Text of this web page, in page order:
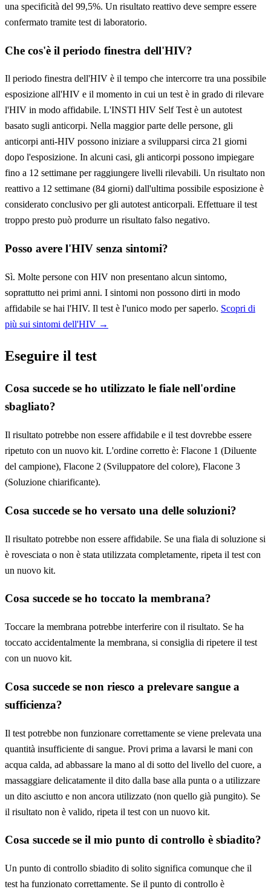
una specificità del 99,5%. Un risultato reattivo deve sempre essere
confermato tramite test di laboratorio.
Che cos'è il periodo finestra dell'HIV?
Il periodo finestra dell'HIV è il tempo che intercorre tra una possibile
esposizione all'HIV e il momento in cui un test è in grado di rilevare
l'HIV in modo affidabile. L'INSTI HIV Self Test è un autotest
basato sugli anticorpi. Nella maggior parte delle persone, gli
anticorpi anti-HIV possono iniziare a svilupparsi circa 21 giorni
dopo l'esposizione. In alcuni casi, gli anticorpi possono impiegare
fino a 12 settimane per raggiungere livelli rilevabili. Un risultato non
reattivo a 12 settimane (84 giorni) dall'ultima possibile esposizione è
considerato conclusivo per gli autotest anticorpali. Effettuare il test
troppo presto può produrre un risultato falso negativo.
Posso avere l'HIV senza sintomi?
Sì. Molte persone con HIV non presentano alcun sintomo,
soprattutto nei primi anni. I sintomi non possono dirti in modo
affidabile se hai l'HIV. Il test è l'unico modo per saperlo. Scopri di
più sui sintomi dell'HIV →
Eseguire il test
Cosa succede se ho utilizzato le fiale nell'ordine
sbagliato?
Il risultato potrebbe non essere affidabile e il test dovrebbe essere
ripetuto con un nuovo kit. L'ordine corretto è: Flacone 1 (Diluente
del campione), Flacone 2 (Sviluppatore del colore), Flacone 3
(Soluzione chiarificante).
Cosa succede se ho versato una delle soluzioni?
Il risultato potrebbe non essere affidabile. Se una fiala di soluzione si
è rovesciata o non è stata utilizzata completamente, ripeta il test con
un nuovo kit.
Cosa succede se ho toccato la membrana?
Toccare la membrana potrebbe interferire con il risultato. Se ha
toccato accidentalmente la membrana, si consiglia di ripetere il test
con un nuovo kit.
Cosa succede se non riesco a prelevare sangue a
sufficienza?
Il test potrebbe non funzionare correttamente se viene prelevata una
quantità insufficiente di sangue. Provi prima a lavarsi le mani con
acqua calda, ad abbassare la mano al di sotto del livello del cuore, a
massaggiare delicatamente il dito dalla base alla punta o a utilizzare
un dito asciutto e non ancora utilizzato (non quello già pungito). Se
il risultato non è valido, ripeta il test con un nuovo kit.
Cosa succede se il mio punto di controllo è sbiadito?
Un punto di controllo sbiadito di solito significa comunque che il
test ha funzionato correttamente. Se il punto di controllo è